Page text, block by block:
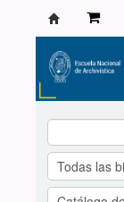
de
ENA